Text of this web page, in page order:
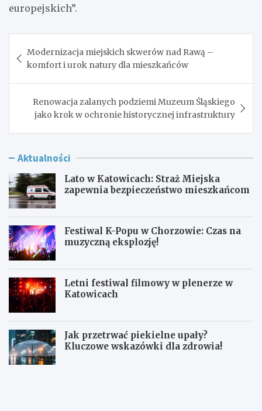
europejskich”.
wpisu
Modernizacja miejskich skwerów nad Rawą –
komfort i urok natury dla mieszkańców
Renowacja zalanych podziemi Muzeum Śląskiego
jako krok w ochronie historycznej infrastruktury
Aktualności
Lato w Katowicach: Straż Miejska
zapewnia bezpieczeństwo mieszkańcom
Festiwal K-Popu w Chorzowie: Czas na
muzyczną eksplozję!
Letni festiwal filmowy w plenerze w
Katowicach
Jak przetrwać piekielne upały?
Kluczowe wskazówki dla zdrowia!
L
F